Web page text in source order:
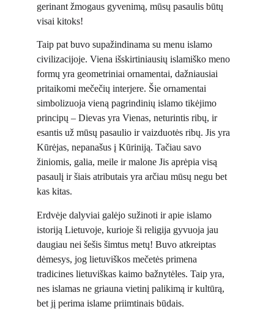
gerinant žmogaus gyvenimą, mūsų pasaulis būtų
visai kitoks!
Taip pat buvo supažindinama su menu islamo
civilizacijoje. Viena išskirtiniausių islamiško meno
formų yra geometriniai ornamentai, dažniausiai
pritaikomi mečečių interjere. Šie ornamentai
simbolizuoja vieną pagrindinių islamo tikėjimo
principų – Dievas yra Vienas, neturintis ribų, ir
esantis už mūsų pasaulio ir vaizduotės ribų. Jis yra
Kūrėjas, nepanašus į Kūriniją. Tačiau savo
žiniomis, galia, meile ir malone Jis aprėpia visą
pasaulį ir šiais atributais yra arčiau mūsų negu bet
kas kitas.
Erdvėje dalyviai galėjo sužinoti ir apie islamo
istoriją Lietuvoje, kurioje ši religija gyvuoja jau
daugiau nei šešis šimtus metų! Buvo atkreiptas
dėmesys, jog lietuviškos mečetės primena
tradicines lietuviškas kaimo bažnytėles. Taip yra,
nes islamas ne griauna vietinį palikimą ir kultūrą,
bet jį perima islame priimtinais būdais.